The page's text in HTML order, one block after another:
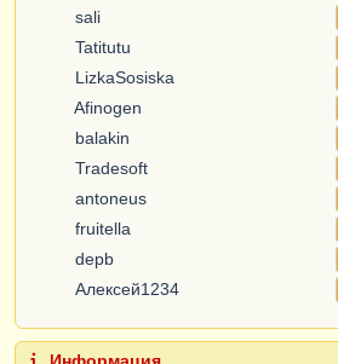
sali
Tatitutu
LizkaSosiska
Afinogen
balakin
Tradesoft
antoneus
fruitella
depb
Алексей1234